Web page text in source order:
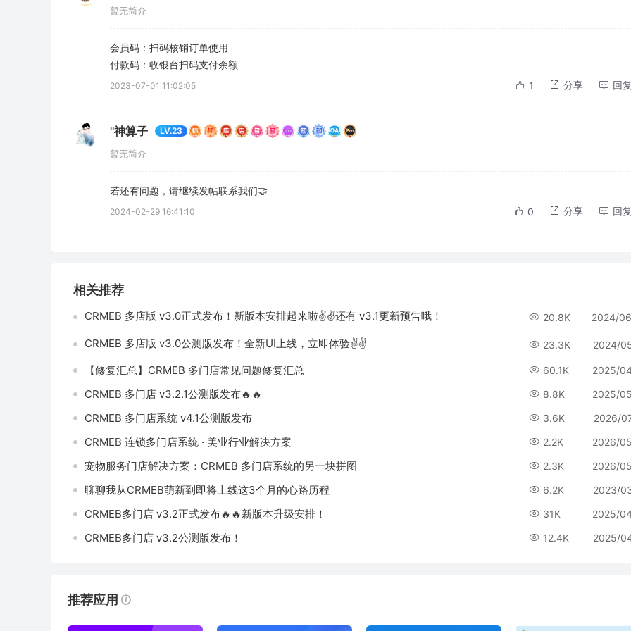
暂无简介
会员码：扫码核销订单使用
付款码：收银台扫码支付余额
2023-07-01 11:02:05 1 分享 回复
''神算子 LV.23
暂无简介
若还有问题，请继续发帖联系我们🤝
2024-02-29 16:41:10 0 分享 回复
相关推荐
CRMEB 多店版 v3.0正式发布！新版本安排起来啦✌✌还有 v3.1更新预告哦！ 20.8K 2024/
CRMEB 多店版 v3.0公测版发布！全新UI上线，立即体验✌✌ 23.3K 2024/
【修复汇总】CRMEB 多门店常见问题修复汇总 60.1K 2025/
CRMEB 多门店 v3.2.1公测版发布🔥🔥 8.8K 2025/
CRMEB 多门店系统 v4.1公测版发布 3.6K 2026/
CRMEB 连锁多门店系统 · 美业行业解决方案 2.2K 2026/
宠物服务门店解决方案：CRMEB 多门店系统的另一块拼图 2.3K 2026/
聊聊我从CRMEB萌新到即将上线这3个月的心路历程 6.2K 2023/
CRMEB多门店 v3.2正式发布🔥🔥新版本升级安排！ 31K 2025/
CRMEB多门店 v3.2公测版发布！ 12.4K 2025/
推荐应用